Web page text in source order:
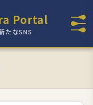
Portal
たなSNS